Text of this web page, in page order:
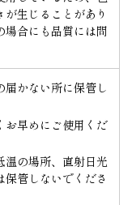
生じることがあり
場合にも品質には問
届かない所に保管し
お早めにご使用くだ
温の場所、直射日光
保管しないでくださ